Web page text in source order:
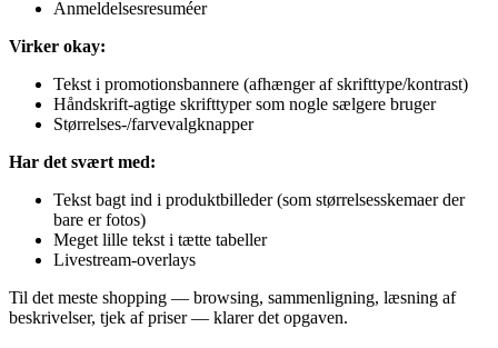
Anmeldelsesresuméer
Virker okay:
Tekst i promotionsbannere (afhænger af skrifttype/kontrast)
Håndskrift-agtige skrifttyper som nogle sælgere bruger
Størrelses-/farvevalgknapper
Har det svært med:
Tekst bagt ind i produktbilleder (som størrelsesskemaer der
bare er fotos)
Meget lille tekst i tætte tabeller
Livestream-overlays
Til det meste shopping — browsing, sammenligning, læsning af
beskrivelser, tjek af priser — klarer det opgaven.